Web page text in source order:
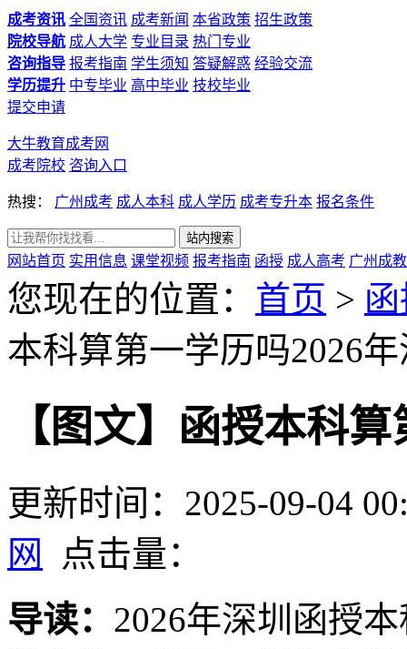
成考资讯 全国资讯 成考新闻 本省政策 招生政策
院校导航 成人大学 专业目录 热门专业
咨询指导 报考指南 学生须知 答疑解惑 经验交流
学历提升 中专毕业 高中毕业 技校毕业
提交申请
大牛教育成考网
成考院校 咨询入口
热搜： 广州成考 成人本科 成人学历 成考专升本 报名条件
网站首页 实用信息 课堂视频 报考指南 函授 成人高考 广州成教
您现在的位置： 首页 >
本科算第一学历吗2026
【图文】函授本科
更新时间：2025-09-04
网
点击量：
导读： 2026年深圳函授